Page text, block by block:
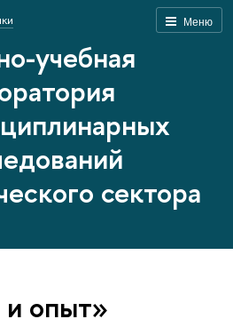
Меню
учебная
сектора
опыт»